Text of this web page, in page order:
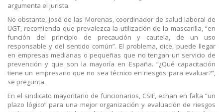
argumenta el jurista.
No obstante, José de las Morenas, coordinador de salud laboral de
UGT, recomienda que prevalezca la utilización de la mascarilla, “en
función del principio de precaución y cautela, de un uso
responsable y del sentido común”. El problema, dice, puede llegar
en empresas medianas o pequeñas que no tengan un servicio de
prevención y que son la mayoría en España. “¿Qué capacitación
tiene un empresario que no sea técnico en riesgos para evaluar?”,
se pregunta.
En el sindicato mayoritario de funcionarios, CSIF, echan en falta “un
plazo lógico” para una mejor organización y evaluación de riesgos